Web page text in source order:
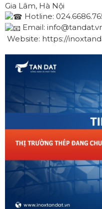
Gia Lâm, Hà Nội
Hotline:
Email:
Website: https://